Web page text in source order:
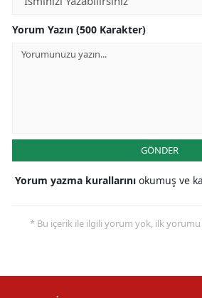
Yorum Yazın (500 Karakter)
GÖNDER
Yorum yazma kurallarını okumuş ve
* Bu içerik ile ilgili yorum yok, ilk yorumu